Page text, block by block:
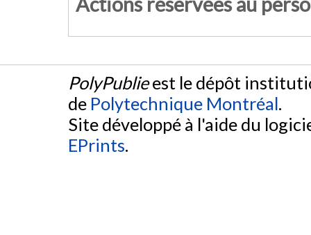
PolyPublieest le dépôt
de Polytechnique Montréal.
Site développé à l'aide du
EPrints.